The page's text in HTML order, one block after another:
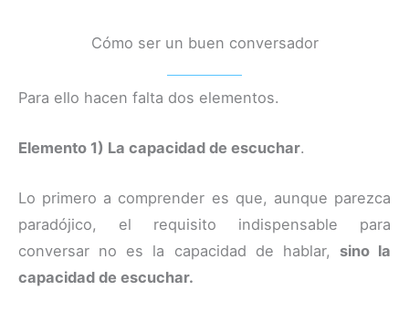
Cómo ser un buen conversador
Para ello hacen falta dos elementos.
Elemento 1) La capacidad de escuchar.
Lo primero a comprender es que, aunque parezca
paradójico, el requisito indispensable para
conversar no es la capacidad de hablar, sino la
capacidad de escuchar.